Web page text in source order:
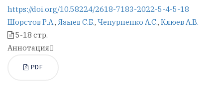
https://doi.org/10.58224/2618-7183-2022-5-4-5-18
Шорстов Р.А., Языев С.Б., Чепурненко А.С., Клюев А.В.
5-18 стр.
Аннотация
PDF